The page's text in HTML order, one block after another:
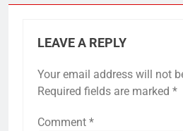
LEAVE A REPLY
Your email address will not
Required fields are marked *
Comment *